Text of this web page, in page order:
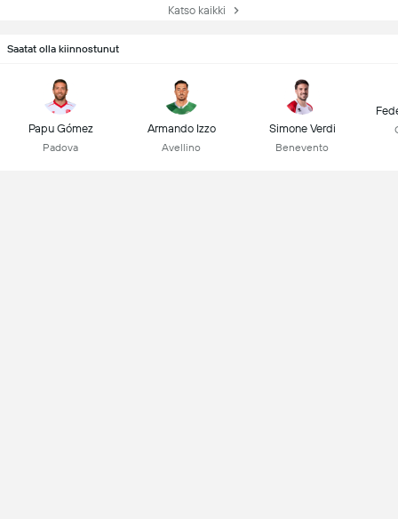
Katso kaikki
Saatat olla kiinnostunut
Papu Gómez
Padova
Armando Izzo
Avellino
Simone Verdi
Benevento